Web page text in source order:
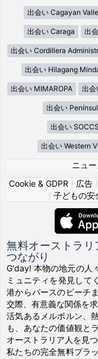
出会い Cagayan
出会い Caraga 出
出会い Cordillera
出会い Hilagang
出会い MIMAROPA 出
出会い
出会い
出会い Western
ニュー
Cookie & GDPR
広告
子どもの安
無料オーストラ
つながり
G'day! 本物の地元の人
ミュニティを発見して
港からパースのビーチ
交際、有意義な関係を
活気あるメルボルン、
も、あなたの価値観と
オーストラリア人を見
私たちの完全無料プラ